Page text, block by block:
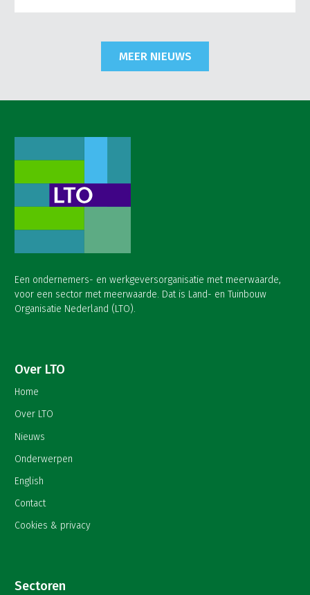
MEER NIEUWS
Een ondernemers- en werkgeversorganisatie met meerwaarde,
voor een sector met meerwaarde. Dat is Land- en Tuinbouw
Organisatie Nederland (LTO).
Over LTO
Home
Over LTO
Nieuws
Onderwerpen
English
Contact
Cookies & privacy
Sectoren